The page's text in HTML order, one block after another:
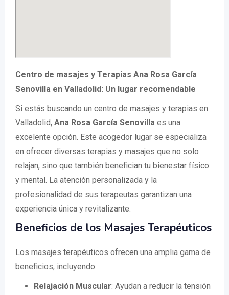
Centro de masajes y Terapias Ana Rosa García
Senovilla en Valladolid: Un lugar recomendable
Si estás buscando un centro de masajes y terapias en
Valladolid, Ana Rosa García Senovilla es una
excelente opción. Este acogedor lugar se especializa
en ofrecer diversas terapias y masajes que no solo
relajan, sino que también benefician tu bienestar físico
y mental. La atención personalizada y la
profesionalidad de sus terapeutas garantizan una
experiencia única y revitalizante.
Beneficios de los Masajes Terapéuticos
Los masajes terapéuticos ofrecen una amplia gama de
beneficios, incluyendo:
Relajación Muscular: Ayudan a reducir la tensión